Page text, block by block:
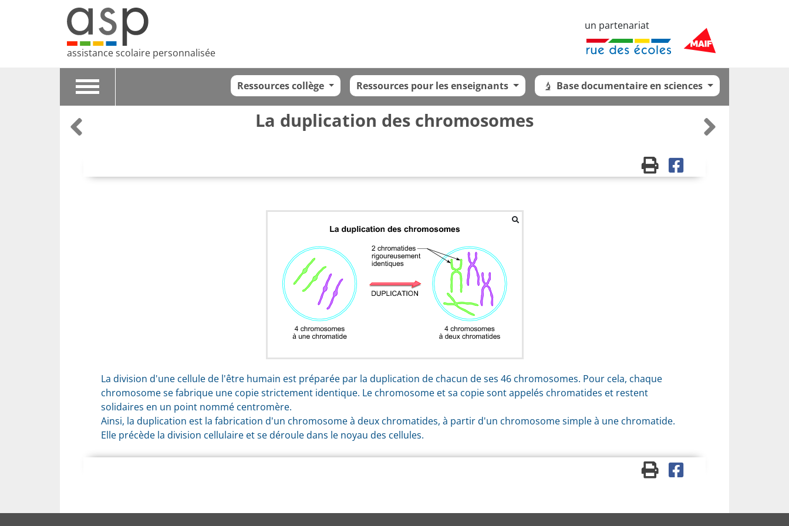
assistance scolaire personnalisée
un partenariat
Toggle
Ressources collège Ressources pour les enseignants Base documentaire en sciences
La duplication des chromosomes
La division d'une cellule de l'être humain est préparée par la duplication de chacun de ses 46 chromosomes. Pour cela, chaque
chromosome se fabrique une copie strictement identique. Le chromosome et sa copie sont appelés chromatides et restent
solidaires en un point nommé centromère.
Ainsi, la duplication est la fabrication d'un chromosome à deux chromatides, à partir d'un chromosome simple à une chromatide.
Elle précède la division cellulaire et se déroule dans le noyau des cellules.